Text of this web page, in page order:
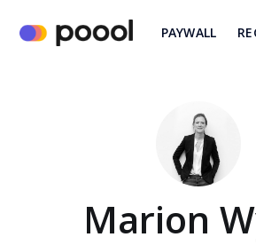
PAYWALL
Marion